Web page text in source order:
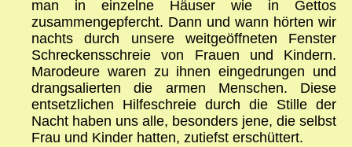
man in einzelne Häuser wie in Gettos
zusammengepfercht. Dann und wann hörten wir
nachts durch unsere weitgeöffneten Fenster
Schreckensschreie von Frauen und Kindern.
Marodeure waren zu ihnen eingedrungen und
drangsalierten die armen Menschen. Diese
entsetzlichen Hilfeschreie durch die Stille der
Nacht haben uns alle, besonders jene, die selbst
Frau und Kinder hatten, zutiefst erschüttert.